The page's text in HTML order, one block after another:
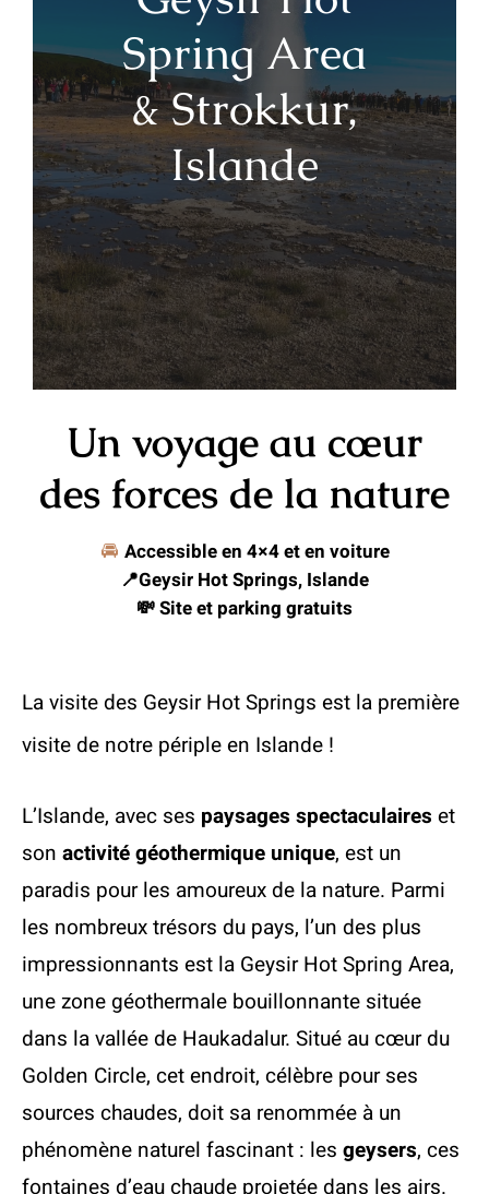
Spring Area
& Strokkur,
Islande
Un voyage au cœur
des forces de la nature
🚘 Accessible en 4×4 et en voiture
📍Geysir Hot Springs, Islande
💸 Site et parking gratuits
La visite des Geysir Hot Springs est la première
visite de notre périple en Islande !
L’Islande, avec ses paysages spectaculaires et
sonactivité géothermique unique, est un
paradis pour les amoureux de la nature. Parmi
les nombreux trésors du pays, l’un des plus
impressionnants est la Geysir Hot Spring Area,
une zone géothermale bouillonnante située
dans la vallée de Haukadalur. Situé au cœur du
Golden Circle, cet endroit, célèbre pour ses
sources chaudes, doit sa renommée à un
phénomène naturel fascinant : lesgeysers, ces
fontaines d’eau chaude projetée dans les airs.